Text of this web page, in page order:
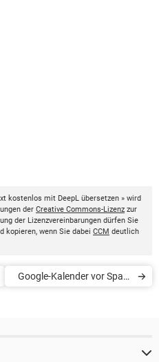
kostenlos mit DeepL übersetzen » wird
der Creative Commons-Lizenz zur
der Lizenzvereinbarungen dürfen Sie
kopieren, wenn Sie dabei CCM deutlich
Google-Kalender vor Spam